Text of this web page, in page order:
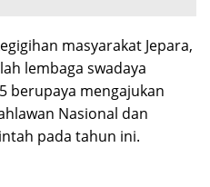
masyarakat Jepara,
lembaga swadaya
berupaya mengajukan
Nasional dan
pada tahun ini.